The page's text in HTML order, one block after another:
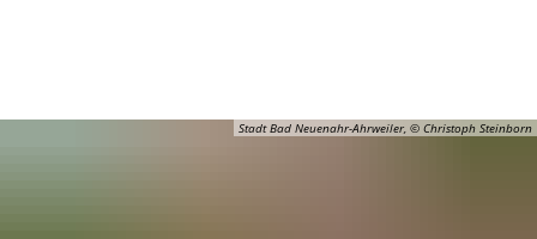
Stadt Bad Neuenahr-Ahrweiler, © Christoph Steinborn